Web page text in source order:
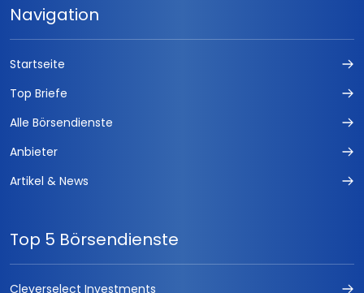
Navigation
Startseite
Top Briefe
Alle Börsendienste
Anbieter
Artikel & News
Top 5 Börsendienste
Cleverselect Investments